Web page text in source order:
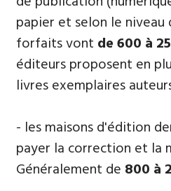
papier et selon le niveau
forfaits vont de 600 à
éditeurs proposent en
livres exemplaires
- les maisons d'édition
payer la correction et la
Généralement de 800 à